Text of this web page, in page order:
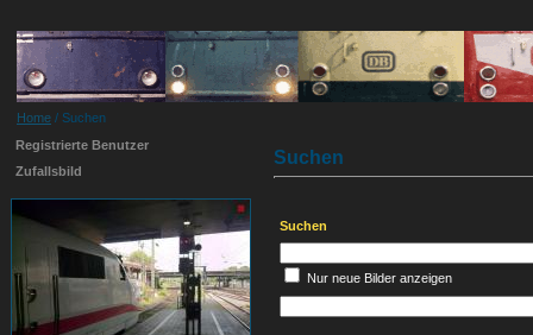
Home / Suchen
Registrierte Benutzer
Zufallsbild
Suchen
Suchen
Nur neue Bilder anzeigen